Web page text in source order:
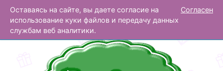
Оставаясь на сайте, вы даете согласие на
использование куки файлов и передачу данных
службам веб аналитики.
Согласен
Вулвиль